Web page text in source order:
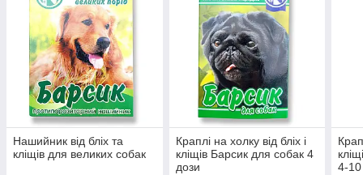
Нашийник від бліх та
кліщів для великих собак
Краплі на холку від бліх і
кліщів Барсик для собак 4
дози
4-10